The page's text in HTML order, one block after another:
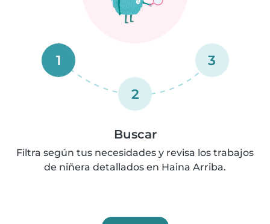
1
2
3
Buscar
Filtra según tus necesidades y revisa los trabajos
de niñera detallados en Haina Arriba.